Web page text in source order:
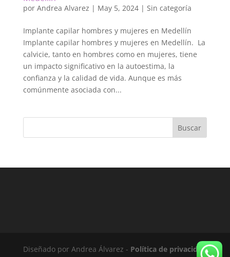
por Andrea Alvarez | May 5, 2024| Sin categoría
Implante capilar hombres y mujeres en Medellín
Implante capilar hombres y mujeres en Medellín. La
calvicie, tanto en hombres como en mujeres, tiene
un impacto significativo en la autoestima, la
confianza y la calidad de vida. Aunque es más
comúnmente asociada con...
Buscar
Diseñado por Andrea Álvarez - Política de privacidad